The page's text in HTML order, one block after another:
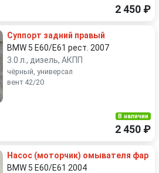
2 450 ₽
Суппорт задний правый
BMW 5 E60/E61 рест. 2007
3.0 л., дизель, АКПП
чёрный, универсал
вент 42/20
В наличии
2 450 ₽
Насос (моторчик) омывателя фар
BMW 5 E60/E61 2004